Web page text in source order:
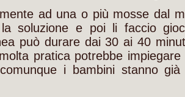
ad una o più mosse dal
soluzione e poi li faccio
può durare dai 30 ai 40
pratica potrebbe
i bambini stanno